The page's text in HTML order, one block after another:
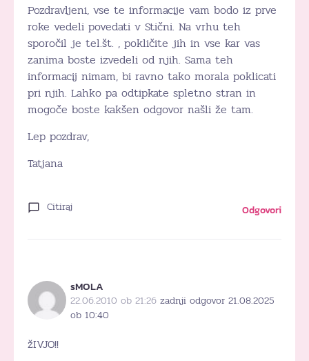
Pozdravljeni, vse te informacije vam bodo iz prve
roke vedeli povedati v Stični. Na vrhu teh
sporočil je tel.št. , pokličite jih in vse kar vas
zanima boste izvedeli od njih. Sama teh
informacij nimam, bi ravno tako morala poklicati
pri njih. Lahko pa odtipkate spletno stran in
mogoče boste kakšen odgovor našli že tam.
Lep pozdrav,
Tatjana
Citiraj Odgovori
sMOLA
22.06.2010 ob 21:26 zadnji odgovor 21.08.2025
ob 10:40
žIVJO!!